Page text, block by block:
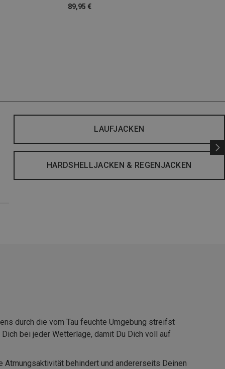
89,95 €
LAUFJACKEN
HARDSHELLJACKEN & REGENJACKEN
durch die vom Tau feuchte Umgebung streifst
bei jeder Wetterlage, damit Du Dich voll auf
behindert und andererseits Deinen